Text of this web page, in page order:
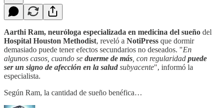
Aarthi Ram, neuróloga especializada en medicina del sueño del
Hospital Houston Methodist, reveló a NotiPress que dormir
demasiado puede tener efectos secundarios no deseados. "En
algunos casos, cuando se duerme de más , con regularidad puede
ser un signo de afección en la salud subyacente", informó la
especialista.
Según Ram, la cantidad de sueño benéfica…